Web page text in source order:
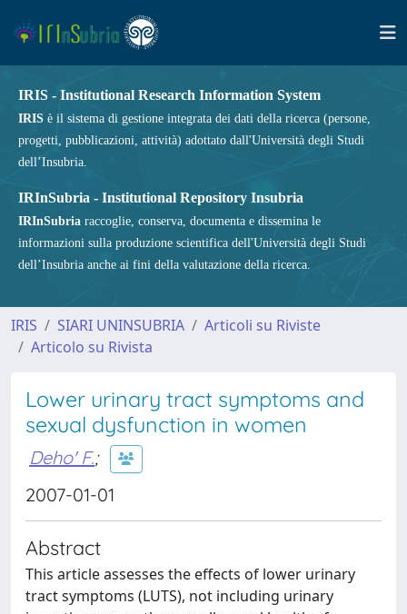
IRIS - Institutional Research Information System
IRIS è il sistema di gestione integrata dei dati della ricerca (persone,
progetti, pubblicazioni, attività) adottato dall'Università degli Studi
dell’Insubria.
IRInSubria - Institutional Repository Insubria
IRInSubria raccoglie, conserva, documenta e dissemina le
informazioni sulla produzione scientifica dell'Università degli Studi
dell’Insubria anche ai fini della valutazione della ricerca.
IRIS SIARI UNINSUBRIA
Articoli su Riviste
Articolo su Rivista
Lower urinary tract symptoms and
sexual dysfunction in women
Deho' F.;
2007-01-01
Abstract
This article assesses the effects of lower urinary
tract symptoms (LUTS), not including urinary